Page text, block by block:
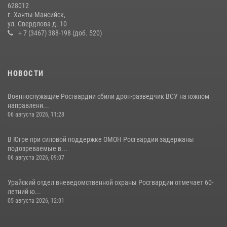
30 июля 2026, 04:26
628012
г. Ханты-Мансийск,
ул. Свердлова д. 10
+ 7 (3467) 388-198 (доб. 520)
НОВОСТИ
Военнослужащие Росгвардии сбили дрон-разведчик ВСУ на южном
направлени...
06 августа 2026, 11:28
В Югре при силовой поддержке ОМОН Росгвардии задержаны
подозреваемые в...
06 августа 2026, 09:07
Урайский отдел вневедомственной охраны Росгвардии отмечает 60-
летний ю...
05 августа 2026, 12:01